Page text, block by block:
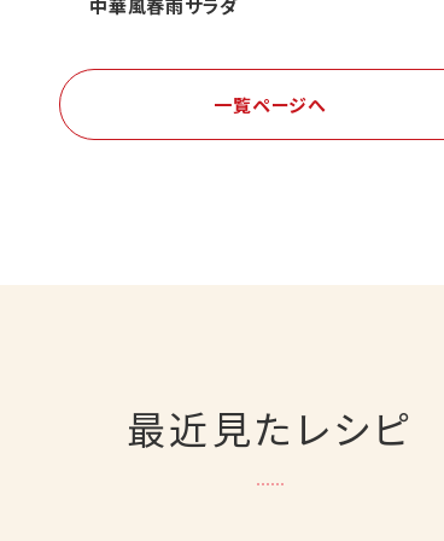
中華風春雨サラダ
一覧ページへ
最近見たレシピ